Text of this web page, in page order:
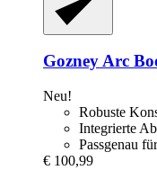
GozneyArc
Neu!
Robuste
Integrierte
Passgenau
€ 100,99